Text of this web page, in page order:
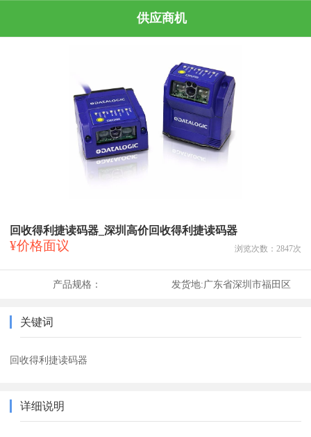
供应商机
回收得利捷读码器_深圳高价回收得利捷读码器
¥价格面议 浏览次数： 2847次
产品规格： 发货地:广东省深圳市福田区
关键词
回收得利捷读码器
详细说明